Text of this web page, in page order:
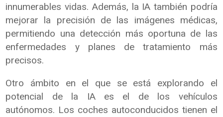
innumerables vidas. Además, la IA también podría
mejorar la precisión de las imágenes médicas,
permitiendo una detección más oportuna de las
enfermedades y planes de tratamiento más
precisos.
Otro ámbito en el que se está explorando el
potencial de la IA es el de los vehículos
autónomos. Los coches autoconducidos tienen el